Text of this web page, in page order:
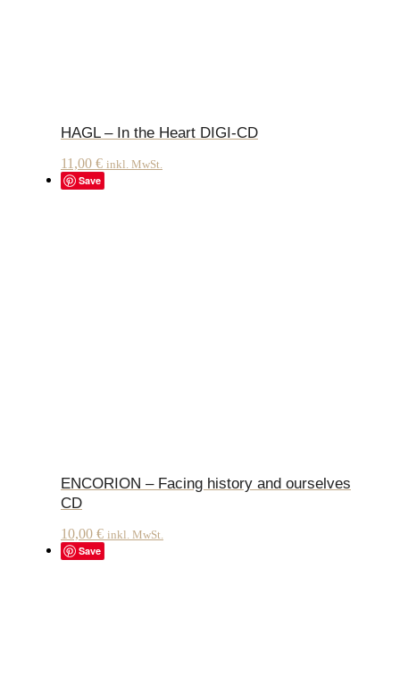
HAGL – In the Heart DIGI-CD
11,00 € inkl. MwSt.
Save
ENCORION – Facing history and ourselves
CD
10,00 € inkl. MwSt.
Save